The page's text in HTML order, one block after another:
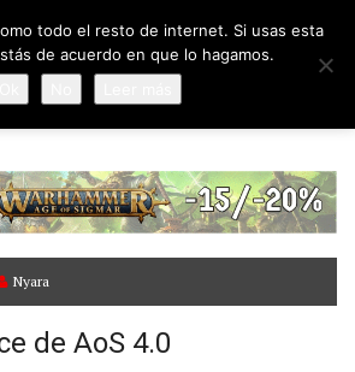
Nyara
de AoS 4.0
todo el resto de internet. Si usas esta
de acuerdo en que lo hagamos.